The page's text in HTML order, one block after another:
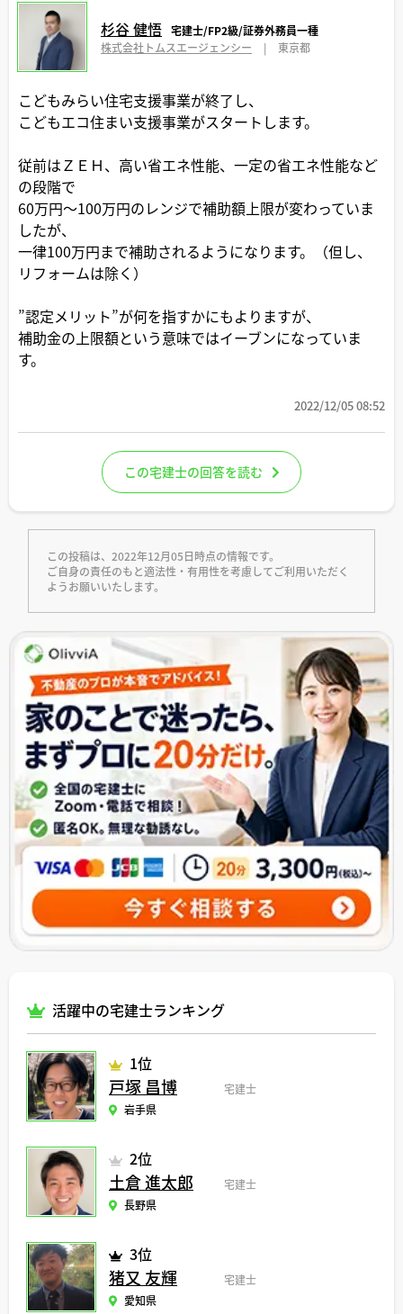
杉谷 健悟 宅建士/FP2級/証券外務員一種
株式会社トムスエージェンシー
| 東京都
こどもみらい住宅支援事業が終了し、
こどもエコ住まい支援事業がスタートします。
従前はＺＥＨ、高い省エネ性能、一定の省エネ性能など
の段階で
60万円～100万円のレンジで補助額上限が変わっていま
したが、
一律100万円まで補助されるようになります。（但し、
リフォームは除く）
”認定メリット”が何を指すかにもよりますが、
補助金の上限額という意味ではイーブンになっていま
す。
2022/12/05 08:52
この宅建士の回答を読む
この投稿は、2022年12月05日時点の情報です。
ご自身の責任のもと適法性・有用性を考慮してご利用いただく
ようお願いいたします。
活躍中の宅建士ランキング
1位
戸塚 昌博
宅建士
岩手県
2位
土倉 進太郎
宅建士
長野県
3位
猪又 友輝
宅建士
愛知県